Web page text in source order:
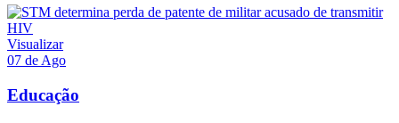
Visualizar
07 de Ago
Educação